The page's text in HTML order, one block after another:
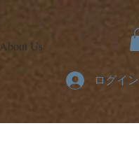
About Us
ログイン